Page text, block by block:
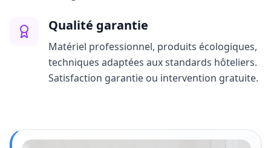
Qualité garantie
Matériel professionnel, produits écologiques,
techniques adaptées aux standards hôteliers.
Satisfaction garantie ou intervention gratuite.